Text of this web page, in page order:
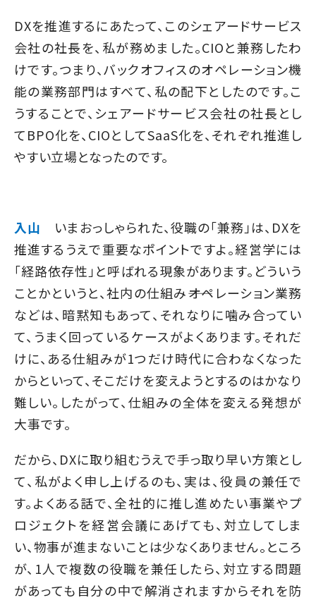
DXを推進するにあたって、このシェアードサービス
会社の社長を、私が務めました。CIOと兼務したわ
けです。つまり、バックオフィスのオペレーション機
能の業務部門はすべて、私の配下としたのです。こ
うすることで、シェアードサービス会社の社長とし
てBPO化を、CIOとしてSaaS化を、それぞれ推進し
やすい立場となったのです。
入山 いまおっしゃられた、役職の「兼務」は、DXを
推進するうえで重要なポイントですよ。経営学には
「経路依存性」と呼ばれる現象があります。どういう
ことかというと、社内の仕組み――オペレーション業務
などは、暗黙知もあって、それなりに噛み合ってい
て、うまく回っているケースがよくあります。それだ
けに、ある仕組みが1つだけ時代に合わなくなった
からといって、そこだけを変えようとするのはかなり
難しい。したがって、仕組みの全体を変える発想が
大事です。
だから、DXに取り組むうえで手っ取り早い方策とし
て、私がよく申し上げるのも、実は、役員の兼任で
す。よくある話で、全社的に推し進めたい事業やプ
ロジェクトを経営会議にあげても、対立してしま
い、物事が進まないことは少なくありません。ところ
が、1人で複数の役職を兼任したら、対立する問題
があっても自分の中で解消されますからそれを防